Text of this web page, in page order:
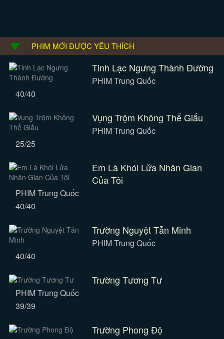
PHIM MỚI ĐƯỢC YÊU THÍCH
Tinh Lạc Ngưng Thành Đường
PHIM Trung Quốc
40/40
Vụng Trộm Không Thể Giấu
PHIM Trung Quốc
25/25
Em Là Khói Lửa Nhân Gian
Của Tôi
PHIM Trung Quốc
40/40
Trường Nguyệt Tẫn Minh
PHIM Trung Quốc
40/40
Trường Tương Tư
PHIM Trung Quốc
39/39
Trường Phong Độ